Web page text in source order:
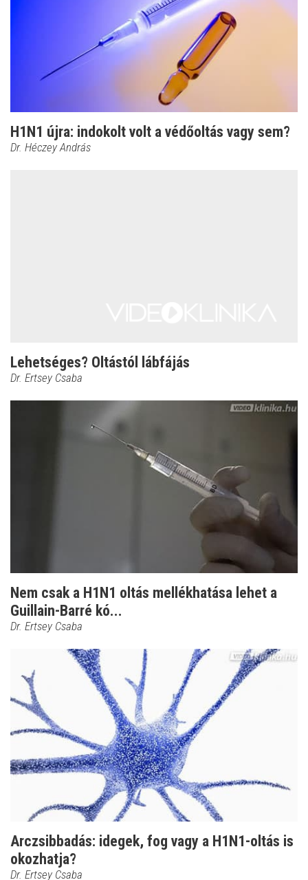
H1N1 újra: indokolt volt a védőoltás vagy sem?
Dr. Héczey András
Lehetséges? Oltástól lábfájás
Dr. Ertsey Csaba
Nem csak a H1N1 oltás mellékhatása lehet a
Guillain-Barré kó...
Dr. Ertsey Csaba
Arczsibbadás: idegek, fog vagy a H1N1-oltás is
okozhatja?
Dr. Ertsey Csaba